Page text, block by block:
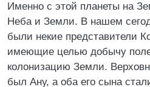
Именно с этой планеты на
Неба и Земли. В нашем
были некие представители
имеющие целью добычу
колонизацию Земли.
был Ану, а оба его сына